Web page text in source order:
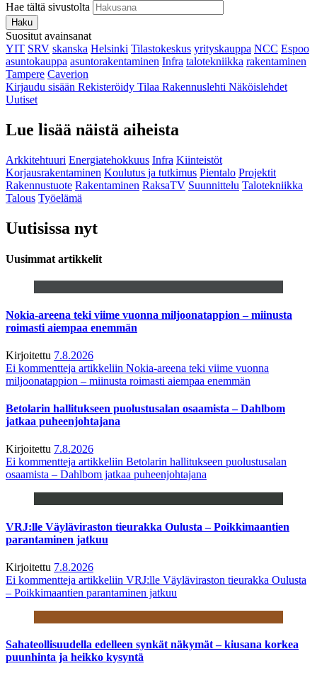
Hae tältä sivustolta
Haku
Suositut avainsanat
YIT SRV skanska Helsinki Tilastokeskus yrityskauppa NCC Espoo
asuntokauppa asuntorakentaminen Infra talotekniikka rakentaminen
Tampere Caverion
Kirjaudu sisään Rekisteröidy Tilaa Rakennuslehti Näköislehdet
Uutiset
Lue lisää näistä aiheista
Arkkitehtuuri Energiatehokkuus Infra Kiinteistöt
Korjausrakentaminen Koulutus ja tutkimus Pientalo Projektit
Rakennustuote Rakentaminen RaksaTV Suunnittelu Talotekniikka
Talous Työelämä
Uutisissa nyt
Uusimmat artikkelit
Nokia-areena teki viime vuonna miljoonatappion – miinusta
roimasti aiempaa enemmän
Kirjoitettu 7.8.2026
Ei kommentteja artikkeliin Nokia-areena teki viime vuonna
miljoonatappion – miinusta roimasti aiempaa enemmän
Betolarin hallitukseen puolustusalan osaamista – Dahlbom
jatkaa puheenjohtajana
Kirjoitettu 7.8.2026
Ei kommentteja artikkeliin Betolarin hallitukseen puolustusalan
osaamista – Dahlbom jatkaa puheenjohtajana
VRJ:lle Väyläviraston tieurakka Oulusta – Poikkimaantien
parantaminen jatkuu
Kirjoitettu 7.8.2026
Ei kommentteja artikkeliin VRJ:lle Väyläviraston tieurakka Oulusta
– Poikkimaantien parantaminen jatkuu
Sahateollisuudella edelleen synkät näkymät – kiusana korkea
puunhinta ja heikko kysyntä